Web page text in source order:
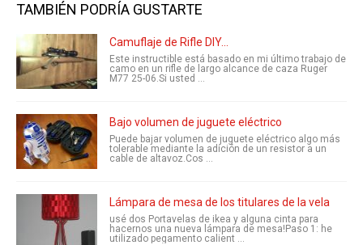
TAMBIÉN PODRÍA GUSTARTE
Camuflaje de Rifle DIY...
Este instructible está basado en mi último trabajo de
camo en un rifle de largo alcance de caza Ruger
M77 25-06.Si usted ...
Bajo volumen de juguete eléctrico
Puede bajar volumen de juguete eléctrico algo más
tolerable mediante la adición de un resistor a un
cable de altavoz.Cos ...
Lámpara de mesa de los titulares de la vela
usé dos Portavelas de ikea y alguna cinta para
hacernos una nueva lámpara de mesa!Paso 1: he
utilizado pegamento calient ...